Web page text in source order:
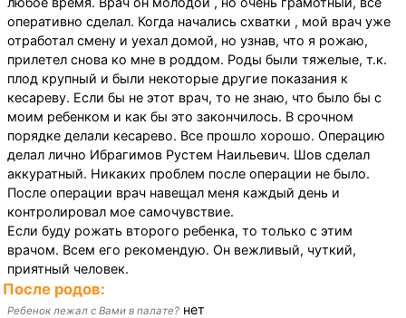
оперативно сделал. Когда начались схватки , мой врач уже
отработал смену и уехал домой, но узнав, что я рожаю,
прилетел снова ко мне в роддом. Роды были тяжелые, т.к.
плод крупный и были некоторые другие показания к
кесареву. Если бы не этот врач, то не знаю, что было бы с
моим ребенком и как бы это закончилось. В срочном
порядке делали кесарево. Все прошло хорошо. Операцию
делал лично Ибрагимов Рустем Наильевич. Шов сделал
аккуратный. Никаких проблем после операции не было.
После операции врач навещал меня каждый день и
контролировал мое самочувствие.
Если буду рожать второго ребенка, то только с этим
врачом. Всем его рекомендую. Он вежливый, чуткий,
приятный человек.
После родов:
Ребенок лежал с Вами в палате? нет